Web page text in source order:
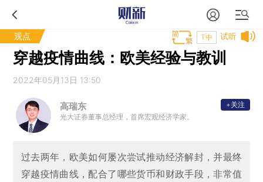
观点 试听
T中
穿越疫情曲线：欧美经验与教训
2022年05月13日 13:50
高瑞东
光大证券董事总经理，首席宏观经济学家。
+关注
过去两年，欧美如何屡次尝试推动经济解封，并最终
穿越疫情曲线，配合了哪些货币和财政手段，非常值